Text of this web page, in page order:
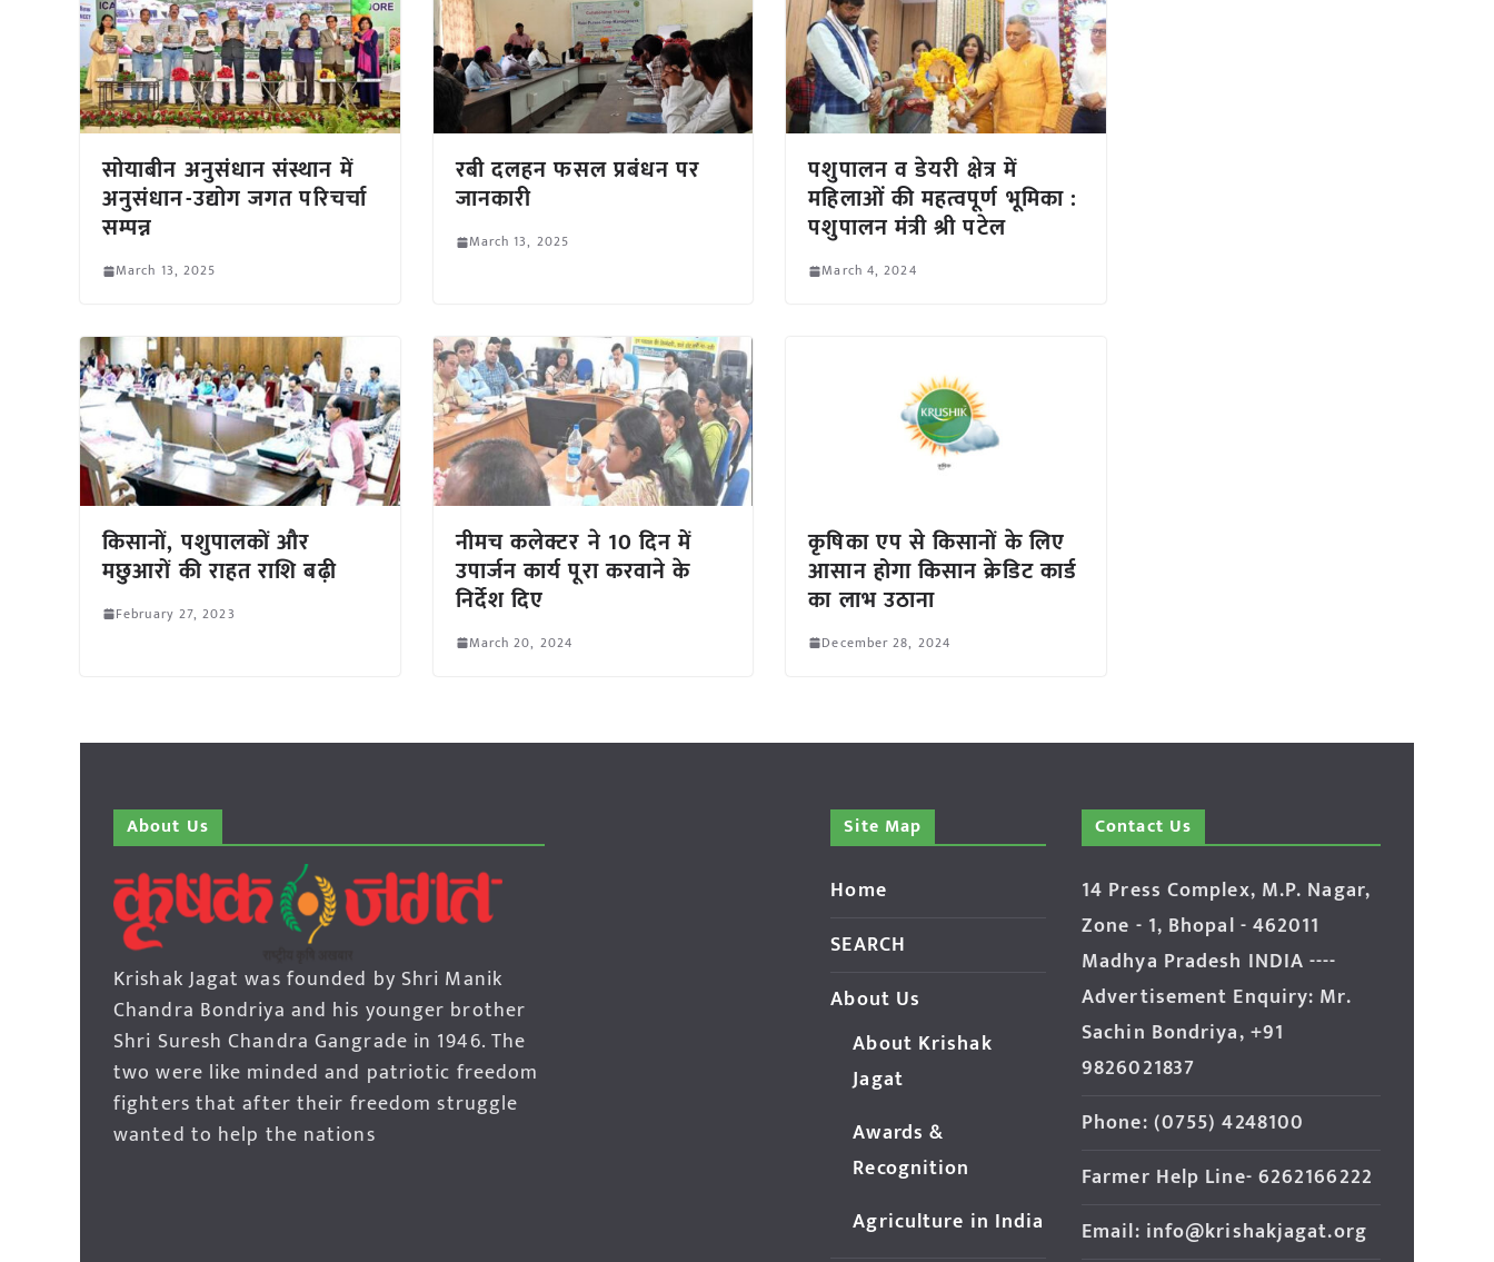
सोयाबीन अनुसंधान संस्थान में
अनुसंधान-उद्योग जगत परिचर्चा
सम्पन्न
March 13, 2025
रबी दलहन फसल प्रबंधन पर
जानकारी
March 13, 2025
पशुपालन व डेयरी क्षेत्र में
महिलाओं की महत्वपूर्ण भूमिका :
पशुपालन मंत्री श्री पटेल
March 4, 2024
किसानों, पशुपालकों और
मछुआरों की राहत राशि बढ़ी
February 27, 2023
नीमच कलेक्टर ने 10 दिन में
उपार्जन कार्य पूरा करवाने के
निर्देश दिए
March 20, 2024
कृषिका एप से किसानों के लिए
आसान होगा किसान क्रेडिट कार्ड
का लाभ उठाना
December 28, 2024
About Us
Krishak Jagat was founded by Shri Manik
Chandra Bondriya and his younger brother
Shri Suresh Chandra Gangrade in 1946. The
two were like minded and patriotic freedom
fighters that after their freedom struggle
wanted to help the nations
Site Map
Home
SEARCH
About Us
About Krishak
Jagat
Awards &
Recognition
Agriculture in India
Contact Us
14 Press Complex, M.P. Nagar,
Zone - 1, Bhopal - 462011
Madhya Pradesh INDIA ----
Advertisement Enquiry: Mr.
Sachin Bondriya, +91
9826021837
Phone: (0755) 4248100
Farmer Help Line- 6262166222
Email: info@krishakjagat.org